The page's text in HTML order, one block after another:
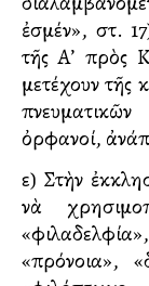
ἐσμέν», στ.
τῆς Α’ πρὸς
μετέχουν τῆς
ὀρφανοί,
ε) Στὴν
νὰ
«πρόνοια»,